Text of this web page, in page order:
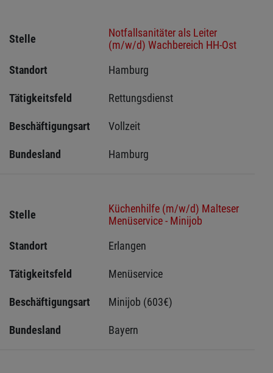
Stelle
Notfallsanitäter als Leiter
(m/w/d) Wachbereich HH-Ost
Standort
Hamburg
Tätigkeitsfeld Rettungsdienst
Beschäftigungsart Vollzeit
Bundesland Hamburg
Stelle
Küchenhilfe (m/w/d) Malteser
Menüservice - Minijob
Standort
Erlangen
Tätigkeitsfeld Menüservice
Beschäftigungsart Minijob (603€)
Bundesland Bayern